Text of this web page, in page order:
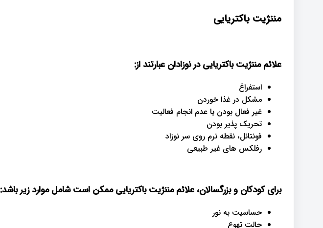
مننژیت باکتریایی
علائم مننژیت باکتریایی در نوزادان عبارتند از:
استفراغ
مشکل در غذا خوردن
غیر فعال بودن یا عدم انجام فعالیت
تحریک پذیر بودن
فونتانل، نقطه نرم روی سر نوزاد
رفلکس های غیر طبیعی
برای کودکان و بزرگسالان، علائم مننژیت باکتریایی ممکن است شامل موارد زیر باشد:
حساسیت به نور
حالت تهوع